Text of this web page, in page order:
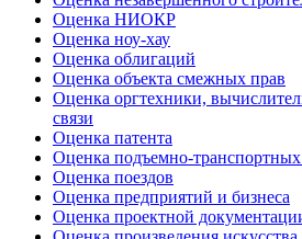
Оценка НИОКР
Оценка ноу-хау
Оценка облигаций
Оценка объекта смежных прав
Оценка оргтехники,
связи
Оценка патента
Оценка подъемно-
Оценка поездов
Оценка предприятий и бизнеса
Оценка проектной